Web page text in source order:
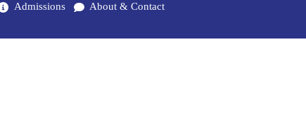
Admissions About & Contact